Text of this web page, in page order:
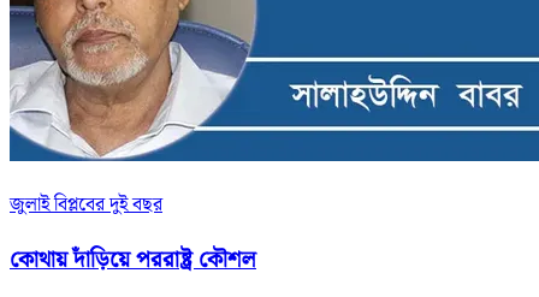
জুলাই বিপ্লবের দুই বছর
কোথায় দাঁড়িয়ে পররাষ্ট্র কৌশল